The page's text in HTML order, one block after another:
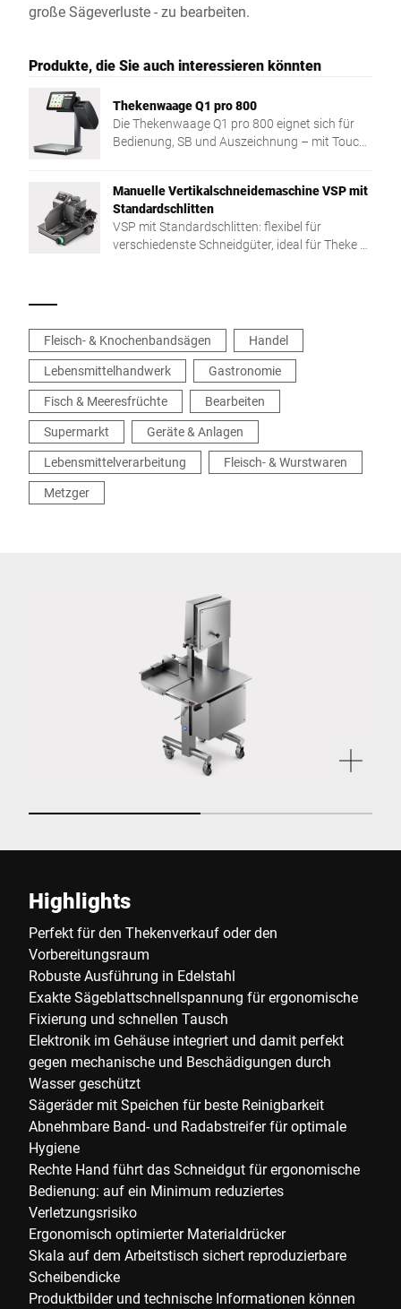
große Sägeverluste - zu bearbeiten.
Produkte, die Sie auch interessieren könnten
Thekenwaage Q1 pro 800
Die Thekenwaage Q1 pro 800 eignet sich für
Bedienung, SB und Auszeichnung – mit Touch,
Manuelle Vertikalschneidemaschine VSP mit
Standardschlitten
VSP mit Standardschlitten: flexibel für
verschiedenste Schneidgüter, ideal für Theke &
Fleisch- & Knochenbandsägen
Handel
Lebensmittelhandwerk
Gastronomie
Fisch & Meeresfrüchte
Bearbeiten
Supermarkt
Geräte & Anlagen
Lebensmittelverarbeitung
Fleisch- & Wurstwaren
Metzger
Highlights
Perfekt für den Thekenverkauf oder den
Vorbereitungsraum
Robuste Ausführung in Edelstahl
Exakte Sägeblattschnellspannung für ergonomische
Fixierung und schnellen Tausch
Elektronik im Gehäuse integriert und damit perfekt
gegen mechanische und Beschädigungen durch
Wasser geschützt
Sägeräder mit Speichen für beste Reinigbarkeit
Abnehmbare Band- und Radabstreifer für optimale
Hygiene
Rechte Hand führt das Schneidgut für ergonomische
Bedienung: auf ein Minimum reduziertes
Verletzungsrisiko
Ergonomisch optimierter Materialdrücker
Skala auf dem Arbeitstisch sichert reproduzierbare
Scheibendicke
Produktbilder und technische Informationen können